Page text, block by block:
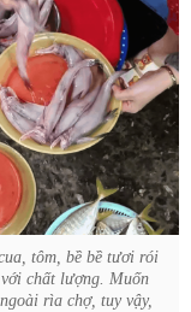
tôm, bề bề tươi rói
chất lượng. Muốn
rìa chợ, tuy vậy,